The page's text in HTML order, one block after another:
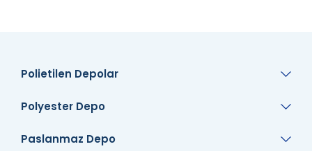
Polietilen Depolar
Polyester Depo
Paslanmaz Depo